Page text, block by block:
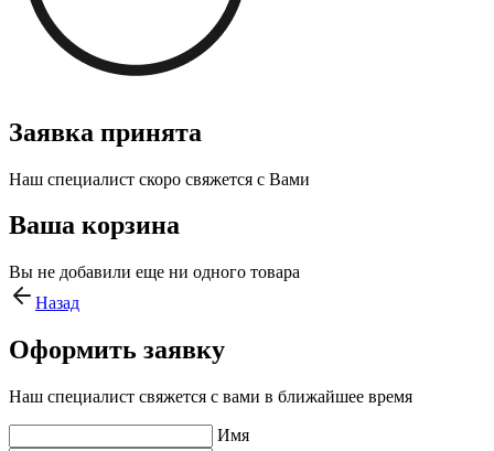
Заявка принята
Наш специалист скоро свяжется с Вами
Ваша корзина
Вы не добавили еще ни одного товара
Назад
Оформить заявку
Наш специалист свяжется с вами в ближайшее время
Имя